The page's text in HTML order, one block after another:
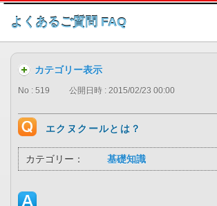
このページの本文へ
よくあるご質問 FAQ
カテゴリー表示
No : 519 公開日時 : 2015/02/23 00:00
エクヌクールとは？
カテゴリー： 基礎知識